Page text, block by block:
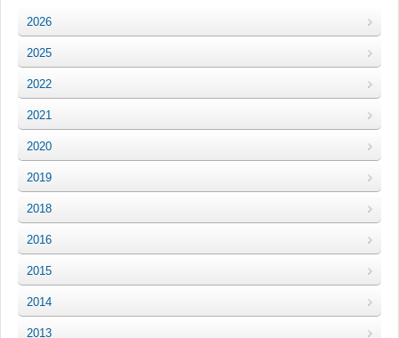
2026
2025
2022
2021
2020
2019
2018
2016
2015
2014
2013